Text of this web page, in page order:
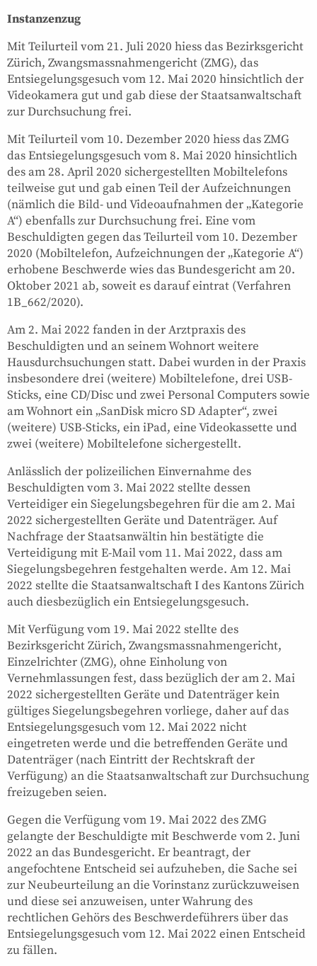
Instanzenzug
Mit Teilurteil vom 21. Juli 2020 hiess das Bezirksgericht
Zürich, Zwangsmassnahmengericht (ZMG), das
Entsiegelungsgesuch vom 12. Mai 2020 hinsichtlich der
Videokamera gut und gab diese der Staatsanwaltschaft
zur Durchsuchung frei.
Mit Teilurteil vom 10. Dezember 2020 hiess das ZMG
das Entsiegelungsgesuch vom 8. Mai 2020 hinsichtlich
des am 28. April 2020 sichergestellten Mobiltelefons
teilweise gut und gab einen Teil der Aufzeichnungen
(nämlich die Bild- und Videoaufnahmen der „Kategorie
A“) ebenfalls zur Durchsuchung frei. Eine vom
Beschuldigten gegen das Teilurteil vom 10. Dezember
2020 (Mobiltelefon, Aufzeichnungen der „Kategorie A“)
erhobene Beschwerde wies das Bundesgericht am 20.
Oktober 2021 ab, soweit es darauf eintrat (Verfahren
1B_662/2020).
Am 2. Mai 2022 fanden in der Arztpraxis des
Beschuldigten und an seinem Wohnort weitere
Hausdurchsuchungen statt. Dabei wurden in der Praxis
insbesondere drei (weitere) Mobiltelefone, drei USB-
Sticks, eine CD/Disc und zwei Personal Computers sowie
am Wohnort ein „SanDisk micro SD Adapter“, zwei
(weitere) USB-Sticks, ein iPad, eine Videokassette und
zwei (weitere) Mobiltelefone sichergestellt.
Anlässlich der polizeilichen Einvernahme des
Beschuldigten vom 3. Mai 2022 stellte dessen
Verteidiger ein Siegelungsbegehren für die am 2. Mai
2022 sichergestellten Geräte und Datenträger. Auf
Nachfrage der Staatsanwältin hin bestätigte die
Verteidigung mit E-Mail vom 11. Mai 2022, dass am
Siegelungsbegehren festgehalten werde. Am 12. Mai
2022 stellte die Staatsanwaltschaft I des Kantons Zürich
auch diesbezüglich ein Entsiegelungsgesuch.
Mit Verfügung vom 19. Mai 2022 stellte des
Bezirksgericht Zürich, Zwangsmassnahmengericht,
Einzelrichter (ZMG), ohne Einholung von
Vernehmlassungen fest, dass bezüglich der am 2. Mai
2022 sichergestellten Geräte und Datenträger kein
gültiges Siegelungsbegehren vorliege, daher auf das
Entsiegelungsgesuch vom 12. Mai 2022 nicht
eingetreten werde und die betreffenden Geräte und
Datenträger (nach Eintritt der Rechtskraft der
Verfügung) an die Staatsanwaltschaft zur Durchsuchung
freizugeben seien.
Gegen die Verfügung vom 19. Mai 2022 des ZMG
gelangte der Beschuldigte mit Beschwerde vom 2. Juni
2022 an das Bundesgericht. Er beantragt, der
angefochtene Entscheid sei aufzuheben, die Sache sei
zur Neubeurteilung an die Vorinstanz zurückzuweisen
und diese sei anzuweisen, unter Wahrung des
rechtlichen Gehörs des Beschwerdeführers über das
Entsiegelungsgesuch vom 12. Mai 2022 einen Entscheid
zu fällen.